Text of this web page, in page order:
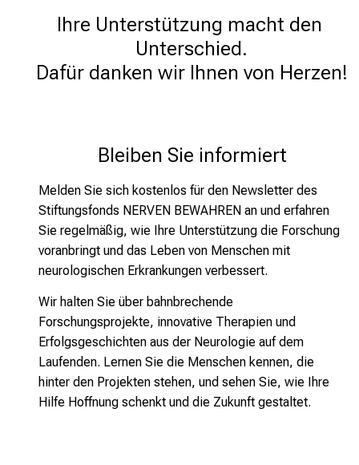
Ihre Unterstützung macht den
Unterschied.
Dafür danken wir Ihnen von Herzen!
Bleiben Sie informiert
Melden Sie sich kostenlos für den Newsletter des
Stiftungsfonds NERVEN BEWAHREN an und erfahren
Sie regelmäßig, wie Ihre Unterstützung die Forschung
voranbringt und das Leben von Menschen mit
neurologischen Erkrankungen verbessert.
Wir halten Sie über bahnbrechende
Forschungsprojekte, innovative Therapien und
Erfolgsgeschichten aus der Neurologie auf dem
Laufenden. Lernen Sie die Menschen kennen, die
hinter den Projekten stehen, und sehen Sie, wie Ihre
Hilfe Hoffnung schenkt und die Zukunft gestaltet.